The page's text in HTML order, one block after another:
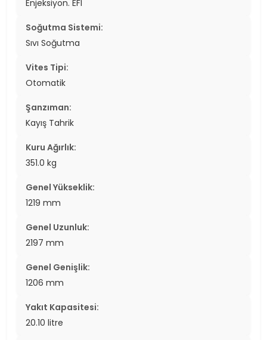
Enjeksiyon. EFI
Soğutma Sistemi:
Sıvı Soğutma
Vites Tipi:
Otomatik
Şanzıman:
Kayış Tahrik
Kuru Ağırlık:
351.0 kg
Genel Yükseklik:
1219 mm
Genel Uzunluk:
2197 mm
Genel Genişlik:
1206 mm
Yakıt Kapasitesi:
20.10 litre